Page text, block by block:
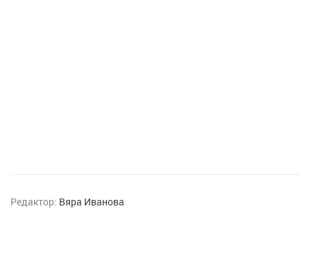
Редактор: Вяра Иванова